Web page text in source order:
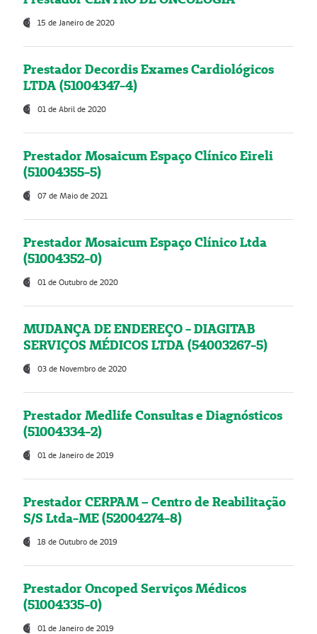
15 de Janeiro de 2020
Prestador Decordis Exames Cardiológicos
LTDA (51004347-4)
01 de Abril de 2020
Prestador Mosaicum Espaço Clínico Eireli
(51004355-5)
07 de Maio de 2021
Prestador Mosaicum Espaço Clínico Ltda
(51004352-0)
01 de Outubro de 2020
MUDANÇA DE ENDEREÇO - DIAGITAB
SERVIÇOS MÉDICOS LTDA (54003267-5)
03 de Novembro de 2020
Prestador Medlife Consultas e Diagnósticos
(51004334-2)
01 de Janeiro de 2019
Prestador CERPAM – Centro de Reabilitação
S/S Ltda-ME (52004274-8)
18 de Outubro de 2019
Prestador Oncoped Serviços Médicos
(51004335-0)
01 de Janeiro de 2019